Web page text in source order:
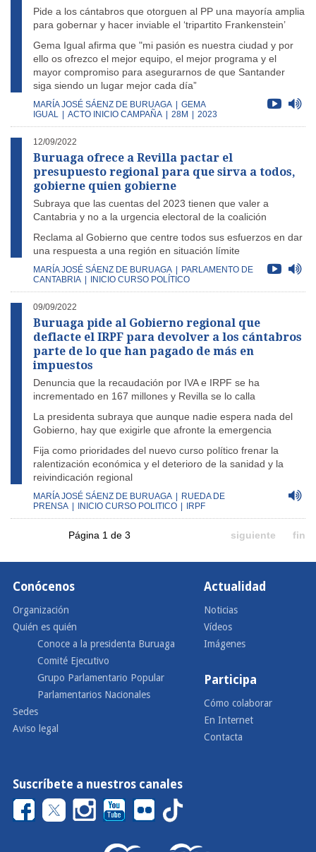
Pide a los cántabros que otorguen al PP una mayoría amplia
para gobernar y hacer inviable el ‘tripartito Frankenstein’
Gema Igual afirma que "mi pasión es nuestra ciudad y por
ello os ofrezco el mejor equipo, el mejor programa y el
mayor compromiso para asegurarnos de que Santander
siga siendo un lugar mejor cada día”
MARÍA JOSÉ SÁENZ DE BURUAGA
GEMA
IGUAL
ACTO INICIO CAMPAÑA 28M 2023
12/09/2022
Buruaga ofrece a Revilla pactar el
presupuesto regional para que sirva a todos,
gobierne quien gobierne
Subraya que las cuentas del 2023 tienen que valer a
Cantabria y no a la urgencia electoral de la coalición
Reclama al Gobierno que centre todos sus esfuerzos en dar
una respuesta a una región en situación límite
MARÍA JOSÉ SÁENZ DE BURUAGA
PARLAMENTO DE
CANTABRIA
INICIO CURSO POLÍTICO
09/09/2022
Buruaga pide al Gobierno regional que
deflacte el IRPF para devolver a los cántabros
parte de lo que han pagado de más en
impuestos
Denuncia que la recaudación por IVA e IRPF se ha
incrementado en 167 millones y Revilla se lo calla
La presidenta subraya que aunque nadie espera nada del
Gobierno, hay que exigirle que afronte la emergencia
Fija como prioridades del nuevo curso político frenar la
ralentización económica y el deterioro de la sanidad y la
reivindicación regional
MARÍA JOSÉ SÁENZ DE BURUAGA
RUEDA DE
PRENSA
INICIO CURSO POLITICO IRPF
Página 1 de 3 siguiente fin
Conócenos
Organización
Quién es quién
Conoce a la presidenta Buruaga
Comité Ejecutivo
Grupo Parlamentario Popular
Parlamentarios Nacionales
Sedes
Aviso legal
Actualidad
Noticias
Vídeos
Imágenes
Participa
Cómo colaborar
En Internet
Contacta
Suscríbete a nuestros canales